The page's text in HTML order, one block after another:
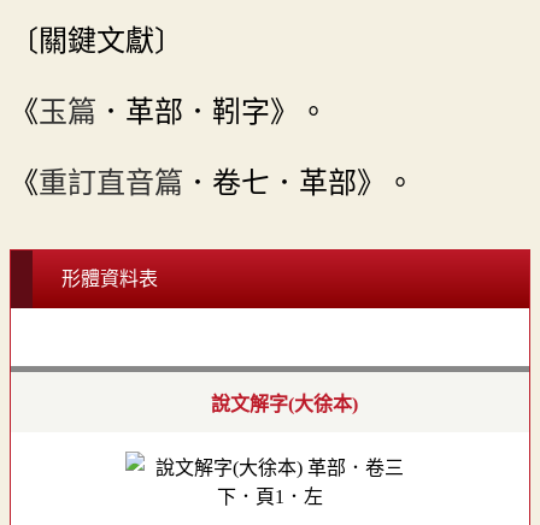
〔關鍵文獻〕
《玉篇 ．革部．靷字》。
《重訂直音篇 ．卷七．革部》。
形體資料表
說文解字(大徐本)